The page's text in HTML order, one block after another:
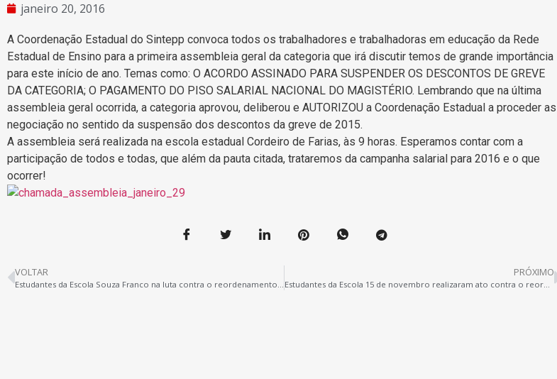
janeiro 20, 2016
A Coordenação Estadual do Sintepp convoca todos os trabalhadores e trabalhadoras em educação da Rede
Estadual de Ensino para a primeira assembleia geral da categoria que irá discutir temos de grande importância
para este início de ano. Temas como: O ACORDO ASSINADO PARA SUSPENDER OS DESCONTOS DE GREVE
DA CATEGORIA; O PAGAMENTO DO PISO SALARIAL NACIONAL DO MAGISTÉRIO. Lembrando que na última
assembleia geral ocorrida, a categoria aprovou, deliberou e AUTORIZOU a Coordenação Estadual a proceder as
negociação no sentido da suspensão dos descontos da greve de 2015.
A assembleia será realizada na escola estadual Cordeiro de Farias, às 9 horas. Esperamos contar com a
participação de todos e todas, que além da pauta citada, trataremos da campanha salarial para 2016 e o que
ocorrer!
VOLTAR
Estudantes da Escola Souza Franco na luta contra o reordenamento de Jatene
PRÓXIMO
Estudantes da Escola 15 de novembro realizaram ato contra o reordenamento